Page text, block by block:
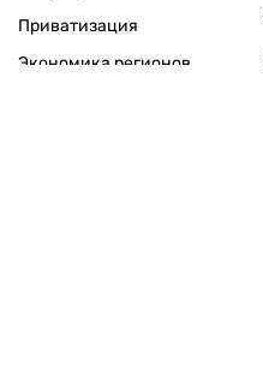
Приватизация
Экономика регионов